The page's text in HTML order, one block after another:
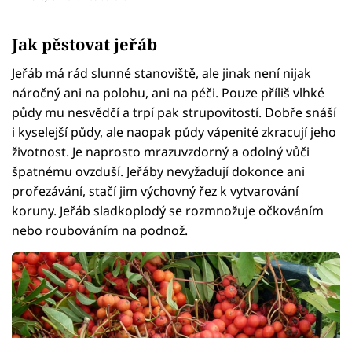
Jak pěstovat jeřáb
Jeřáb má rád slunné stanoviště, ale jinak není nijak
náročný ani na polohu, ani na péči. Pouze příliš vlhké
půdy mu nesvědčí a trpí pak strupovitostí. Dobře snáší
i kyselejší půdy, ale naopak půdy vápenité zkracují jeho
životnost. Je naprosto mrazuvzdorný a odolný vůči
špatnému ovzduší. Jeřáby nevyžadují dokonce ani
prořezávání, stačí jim výchovný řez k vytvarování
koruny. Jeřáb sladkoplodý se rozmnožuje očkováním
nebo roubováním na podnož.